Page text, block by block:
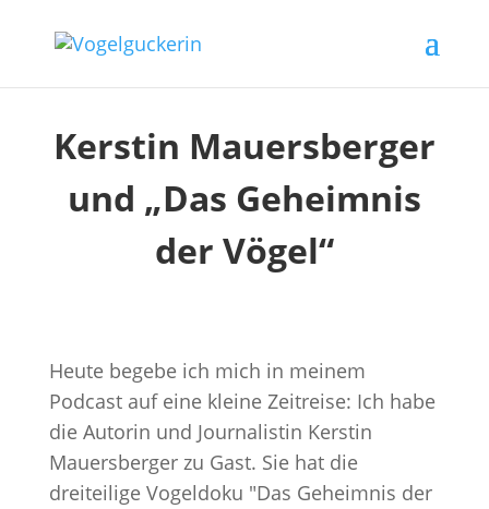
Kerstin Mauersberger
und „Das Geheimnis
der Vögel“
Heute begebe ich mich in meinem
Podcast auf eine kleine Zeitreise: Ich habe
die Autorin und Journalistin Kerstin
Mauersberger zu Gast. Sie hat die
dreiteilige Vogeldoku "Das Geheimnis der